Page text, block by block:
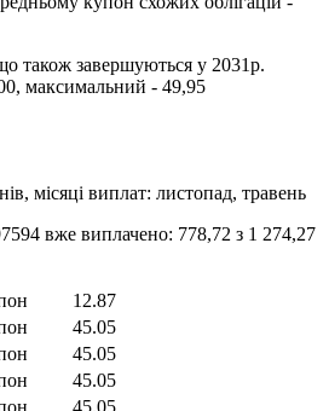
також завершуються у 2031р.
, максимальний - 49,95
місяці виплат: листопад, травень
вже виплачено: 778,72 з 1 274,27
12.87
45.05
45.05
45.05